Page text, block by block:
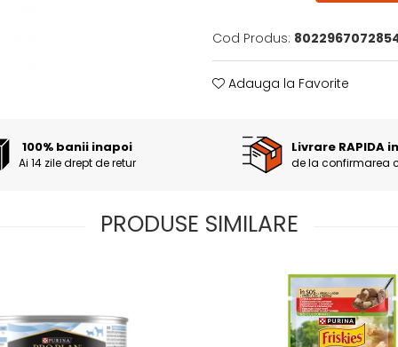
Cod Produs:
Adauga la Favorite
100% banii inapoi
Ai 14 zile drept de retur
Livrare RAPIDA
de la confirmarea
PRODUSE SIMILARE